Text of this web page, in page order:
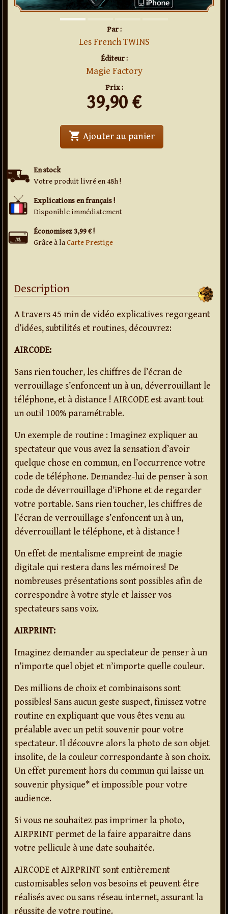
Par :
Les French TWINS
Éditeur :
Magie Factory
Prix :
39,90 €
En stock
Votre produit livré en 48h !
Explications en français !
Disponible immédiatement
Économisez 3,99 € !
Grâce à laCarte Prestige
shopping_cart Ajouter au panier' . Spix . '
Description
A travers 45 min de vidéo explicatives regorgeant
d’idées, subtilités et routines, découvrez:
AIRCODE:
Sans rien toucher, les chiffres de l’écran de
verrouillage s’enfoncent un à un, déverrouillant le
téléphone, et à distance ! AIRCODE est avant tout
un outil 100% paramétrable.
Un exemple de routine : Imaginez expliquer au
spectateur que vous avez la sensation d’avoir
quelque chose en commun, en l’occurrence votre
code de téléphone. Demandez-lui de penser à son
code de déverrouillage d’iPhone et de regarder
votre portable. Sans rien toucher, les chiffres de
l’écran de verrouillage s’enfoncent un à un,
déverrouillant le téléphone, et à distance !
Un effet de mentalisme empreint de magie
digitale qui restera dans les mémoires! De
nombreuses présentations sont possibles afin de
correspondre à votre style et laisser vos
spectateurs sans voix.
AIRPRINT:
Imaginez demander au spectateur de penser à un
n’importe quel objet et n’importe quelle couleur.
Des millions de choix et combinaisons sont
possibles! Sans aucun geste suspect, finissez votre
routine en expliquant que vous êtes venu au
préalable avec un petit souvenir pour votre
spectateur. Il découvre alors la photo de son objet
insolite, de la couleur correspondante à son choix.
Un effet purement hors du commun qui laisse un
souvenir physique* et impossible pour votre
audience.
Si vous ne souhaitez pas imprimer la photo,
AIRPRINT permet de la faire apparaitre dans
votre pellicule à une date souhaitée.
AIRCODE et AIRPRINT sont entièrement
customisables selon vos besoins et peuvent être
réalisés avec ou sans réseau internet, assurant la
réussite de votre routine.